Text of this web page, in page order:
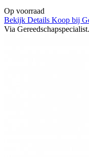
Op voorraad
Bekijk Details Koop bij
Via